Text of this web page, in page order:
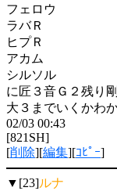
フェロウ
ラバＲ
ヒプＲ
アカム
シルソル
に匠３音Ｇ２残り
大３までいくかわ
02/03 00:43
[821SH]
[削除][編集][ｺﾋﾟｰ]
▼[23]ルナ